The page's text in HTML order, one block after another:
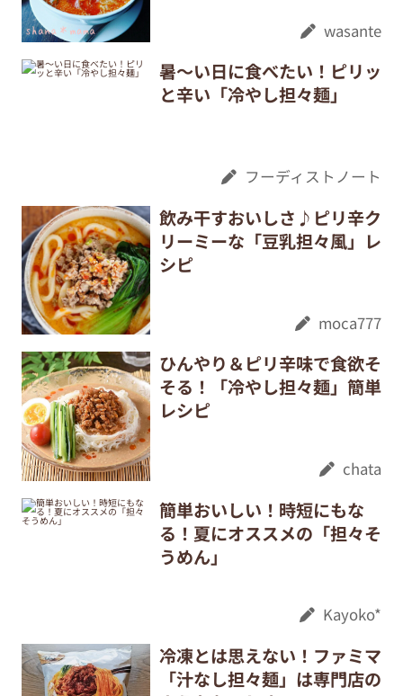
wasante
暑～い日に食べたい！ピリッ
と辛い「冷やし担々麺」
フーディストノート
飲み干すおいしさ♪ピリ辛ク
リーミーな「豆乳担々風」レ
シピ
moca777
ひんやり＆ピリ辛味で食欲そ
そる！「冷やし担々麺」簡単
レシピ
chata
簡単おいしい！時短にもな
る！夏にオススメの「担々そ
うめん」
Kayoko*
冷凍とは思えない！ファミマ
「汁なし担々麺」は専門店の